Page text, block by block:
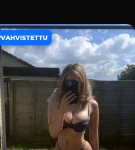
VAHVISTETTU